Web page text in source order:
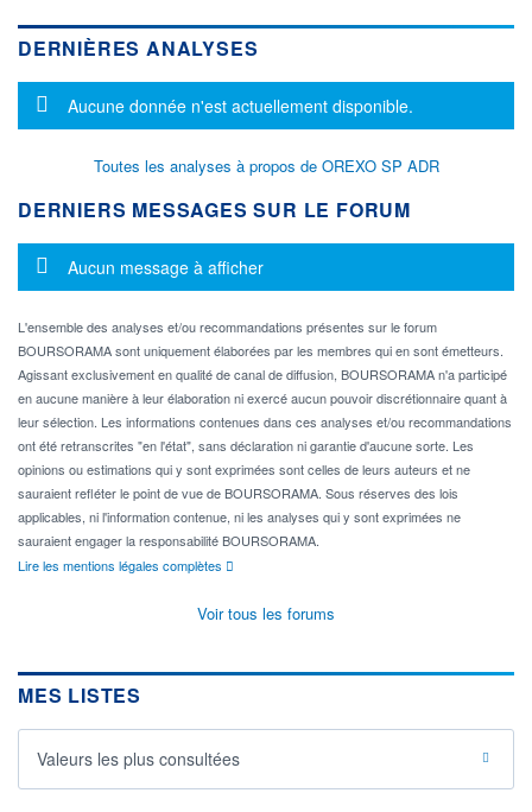
DERNIÈRES ANALYSES
Message d'information
Aucune donnée n'est actuellement disponible.
Toutes les analyses à propos de OREXO SP ADR
DERNIERS MESSAGES SUR LE FORUM
Message d'information
Aucun message à afficher
L'ensemble des analyses et/ou recommandations présentes sur le forum
BOURSORAMA sont uniquement élaborées par les membres qui en sont émetteurs.
Agissant exclusivement en qualité de canal de diffusion, BOURSORAMA n'a participé
en aucune manière à leur élaboration ni exercé aucun pouvoir discrétionnaire quant à
leur sélection. Les informations contenues dans ces analyses et/ou recommandations
ont été retranscrites "en l'état", sans déclaration ni garantie d'aucune sorte. Les
opinions ou estimations qui y sont exprimées sont celles de leurs auteurs et ne
sauraient refléter le point de vue de BOURSORAMA. Sous réserves des lois
applicables, ni l'information contenue, ni les analyses qui y sont exprimées ne
sauraient engager la responsabilité BOURSORAMA.
Lire les mentions légales complètes
Voir tous les forums
MES LISTES
Valeurs les plus consultées